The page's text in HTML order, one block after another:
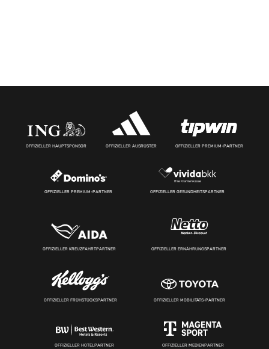
OFFIZIELLER HAUPTSPONSOR OFFIZIELLER AUSRÜSTER OFFIZIELLER PREMIUM-PARTNER
OFFIZIELLER PREMIUM-PARTNER OFFIZIELLER GESUNDHEITSPARTNER
OFFIZIELLER KREUZFAHRTPARTNER OFFIZIELLER ERNÄHRUNGSPARTNER
OFFIZIELLER FRÜHSTÜCKSPARTNER OFFIZIELLER MOBILITÄTS-PARTNER
OFFIZIELLER HOTELPARTNER OFFIZIELLER MEDIENPARTNER